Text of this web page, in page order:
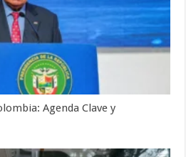
Agenda Clave y